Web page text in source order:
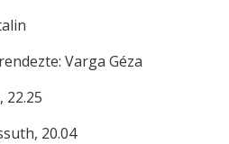
Varga Géza
22.25
20.04